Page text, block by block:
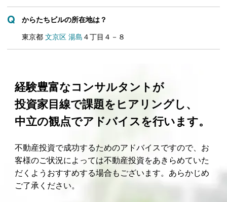
からたちビルの所在地は？
東京都 文京区 湯島 ４丁目４－８
経験豊富なコンサルタントが
投資家目線で課題をヒアリングし、
中立の観点でアドバイスを行います。
不動産投資で成功するためのアドバイスですので、お
客様のご状況によっては不動産投資をあきらめていた
だくようおすすめする場合もございます。あらかじめ
ご了承ください。